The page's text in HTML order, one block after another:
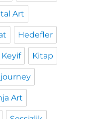
Art
Hedefler
Keyif Kitap
Art